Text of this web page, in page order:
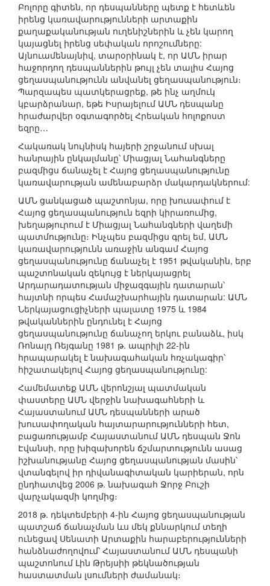
Բոլորը գիտեն, որ դեսպանները պետք է հետևեն
իրենց կառավարությունների արտաքին
քաղաքականության ուղենիշներին և չեն կարող
կայացնել իրենց սեփական որոշումները:
Այնուամենայնիվ, տարօրինակ է, որ ԱՄՆ իրար
հաջորդող դեսպաններին թույլ չեն տալիս Հայոց
ցեղասպանությունն անվանել ցեղասպանություն։
Պարզապես պատկերացրեք, թե ինչ աղմուկ
կբարձրանար, եթե Իսրայելում ԱՄՆ դեսպանը
հրաժարվեր օգտագործել Հրեական հոլոքոստ
եզրը…
Հակառակ նույնիսկ հայերի շրջանում սխալ
հանրային ընկալմանը՝ Միացյալ Նահանգները
բազմիցս ճանաչել է Հայոց ցեղասպանությունը
կառավարության ամենաբարձր մակարդակներում:
ԱՄՆ ցանկացած պաշտոնյա, որը խուսափում է
Հայոց ցեղասպանություն եզրի կիրառումից,
խեղաթյուրում է Միացյալ Նահանգների վաղեմի
պատմությունը։ Ինչպես բազմիցս գրել եմ, ԱՄՆ
կառավարությունն առաջին անգամ Հայոց
ցեղասպանությունը ճանաչել է 1951 թվականին, երբ
պաշտոնական զեկույց է ներկայացրել
Արդարադատության միջազգային դատարան՝
հայտնի որպես Համաշխարհային դատարան: ԱՄՆ
Ներկայացուցիչների պալատը 1975 և 1984
թվականներին ընդունել է Հայոց
ցեղասպանությունը ճանաչող երկու բանաձև, իսկ
Ռոնալդ Ռեյգանը 1981 թ. ապրիլի 22-ին
հրապարակել է նախագահական հռչակագիր՝
հիշատակելով Հայոց ցեղասպանությունը:
Համեմատեք ԱՄՆ վերոնշյալ պատմական
փաստերը ԱՄՆ վերջին նախագահների և
Հայաստանում ԱՄՆ դեսպանների արած
խուսափողական հայտարարությունների հետ,
բացառությամբ Հայաստանում ԱՄՆ դեսպան Ջոն
Էվանսի, որը խիզախորեն ճշմարտությունն ասաց
իշխանությանը Հայոց ցեղասպանության մասին՝
վտանգելով իր դիվանագիտական կարիերան, որն
ընդհատվեց 2006 թ. նախագահ Ջորջ Բուշի
վարչակազմի կողմից։
2018 թ. դեկտեմբերի 4-ին Հայոց ցեղասպանության
պատշաճ ճանաչման ևս մեկ քննարկում տեղի
ունեցավ Սենատի Արտաքին հարաբերությունների
հանձնաժողովում՝ Հայաստանում ԱՄՆ դեսպանի
պաշտոնում Լին Թրեյսիի թեկնածության
հաստատման լսումների ժամանակ։